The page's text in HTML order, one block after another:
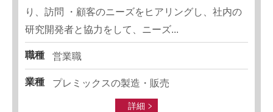
り、訪問 ・顧客のニーズをヒアリングし、社内の
研究開発者と協力をして、ニーズ...
職種 営業職
業種 プレミックスの製造・販売
詳細